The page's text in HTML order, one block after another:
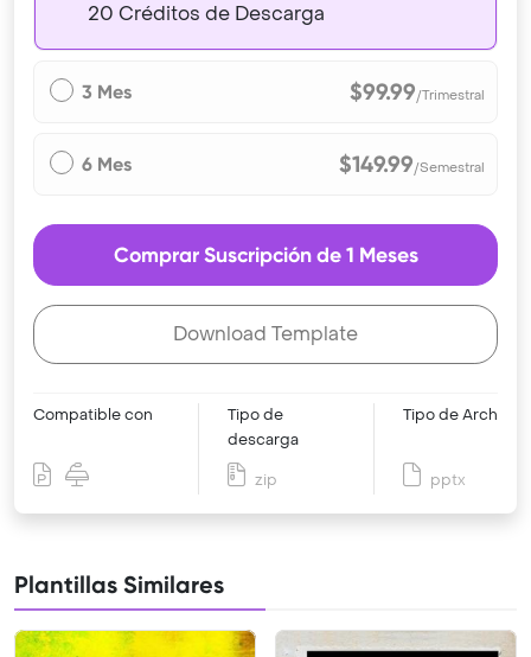
20 Créditos de Descarga
3 Mes $99.99/Trimestral
6 Mes $149.99/Semestral
Comprar Suscripción de 1 Meses
Download Template
Compatible con
Tipo de
descarga
zip
Tipo de Archivo
pptx
Plantillas Similares